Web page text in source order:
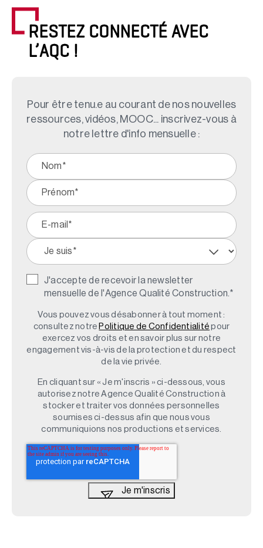
RESTEZ CONNECTÉ AVEC
L’AQC !
Pour être tenu.e au courant de nos nouvelles
ressources, vidéos, MOOC... inscrivez-vous à
notre lettre d'info mensuelle :
J'accepte de recevoir la newsletter
mensuelle de l'Agence Qualité Construction. *
Vous pouvez vous désabonner à tout moment :
consultez notre Politique de Confidentialité pour
exercez vos droits et en savoir plus sur notre
engagement vis-à-vis de la protection et du respect
de la vie privée.
En cliquant sur « Je m'inscris » ci-dessous, vous
autorisez notre Agence Qualité Construction à
stocker et traiter vos données personnelles
soumises ci-dessus afin que nous vous
communiquions nos productions et services.